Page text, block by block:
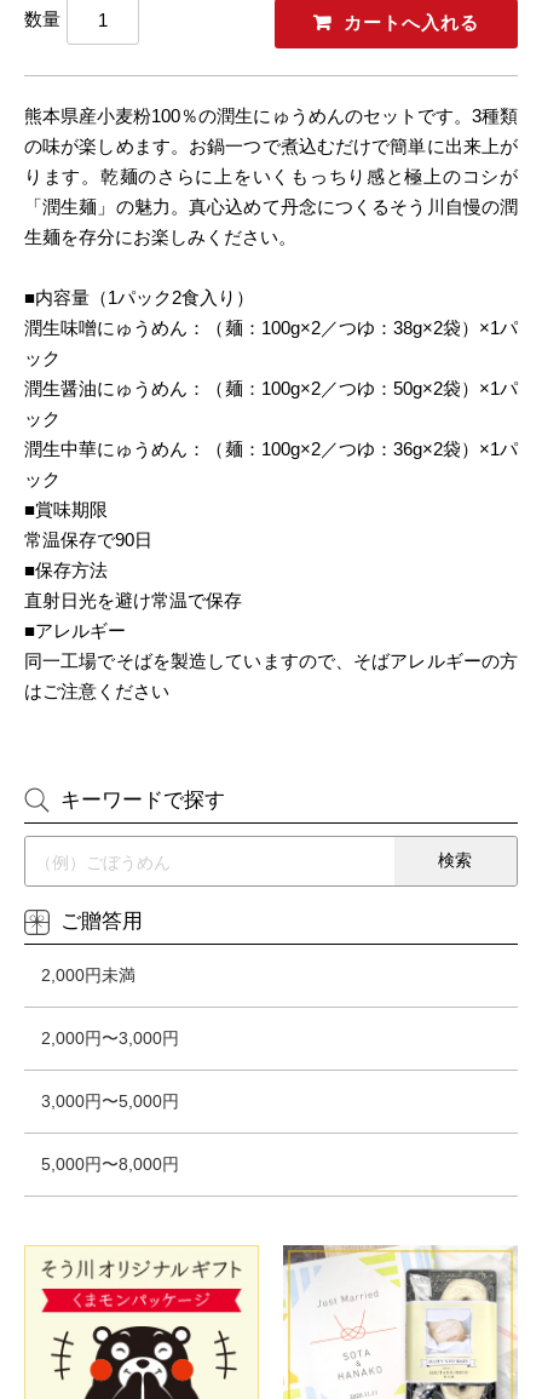
数量
熊本県産小麦粉100％の潤生にゅうめんのセットです。3種類
の味が楽しめます。お鍋一つで煮込むだけで簡単に出来上が
ります。乾麺のさらに上をいくもっちり感と極上のコシが
「潤生麺」の魅力。真心込めて丹念につくるそう川自慢の潤
生麺を存分にお楽しみください。
■内容量（1パック2食入り）
潤生味噌にゅうめん：（麺：100g×2／つゆ：38g×2袋）×1パ
ック
潤生醤油にゅうめん：（麺：100g×2／つゆ：50g×2袋）×1パ
ック
潤生中華にゅうめん：（麺：100g×2／つゆ：36g×2袋）×1パ
ック
■賞味期限
常温保存で90日
■保存方法
直射日光を避け常温で保存
■アレルギー
同一工場でそばを製造していますので、そばアレルギーの方
はご注意ください
キーワードで探す
ご贈答用
2,000円未満
2,000円〜3,000円
3,000円〜5,000円
5,000円〜8,000円